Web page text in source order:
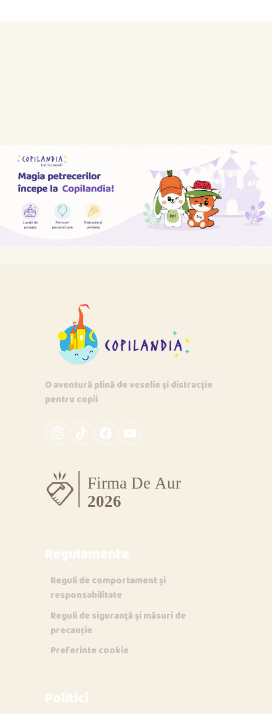
O aventură plină de veselie și distracție
pentru copii
Regulamente
Reguli de comportament și
responsabilitate
Reguli de siguranță și măsuri de
precauție
Preferinte cookie
Politici